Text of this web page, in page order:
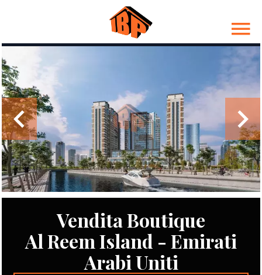
Vendita Boutique
Al Reem Island - Emirati
Arabi Uniti